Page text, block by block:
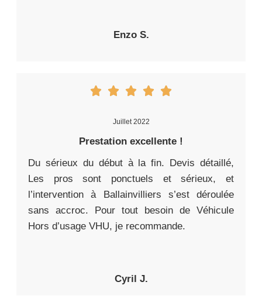
Enzo S.
Juillet 2022
Prestation excellente !
Du sérieux du début à la fin. Devis détaillé,
Les pros sont ponctuels et sérieux, et
l’intervention à Ballainvilliers s’est déroulée
sans accroc. Pour tout besoin de Véhicule
Hors d’usage VHU, je recommande.
Cyril J.